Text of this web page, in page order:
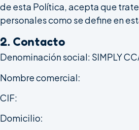
de esta Política, acepta que
personales como se define en
2. Contacto
Denominación social: SIMPLY
Nombre comercial:
CIF:
Domicilio: